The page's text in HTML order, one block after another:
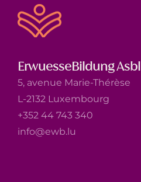
ErwuesseBildung Asbl
5, avenue Marie-Thérèse
L-2132 Luxembourg
+352 44 743 340
info@ewb.lu